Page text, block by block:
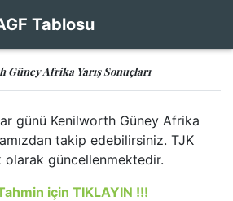
Tablosu
Güney Afrika Yarış Sonuçları
günü Kenilworth Güney Afrika
takip edebilirsiniz. TJK
olarak güncellenmektedir.
için TIKLAYIN !!!